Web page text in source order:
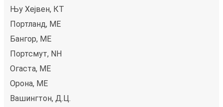
Њу Хејвен, КТ
Портланд, ME
Бангор, ME
Портсмут, NH
Огаста, ME
Орона, ME
Вашингтон, Д.Ц.